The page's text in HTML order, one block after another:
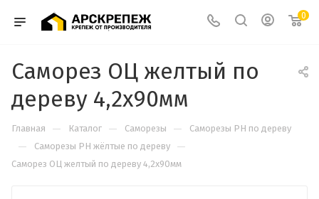
0
Саморез ОЦ желтый по
дереву 4,2х90мм
Главная — Каталог — Саморезы — Саморезы PH по дереву
— Саморезы PH жёлтые по дереву —
Саморез ОЦ желтый по дереву 4,2х90мм